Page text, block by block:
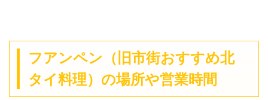
フアンペン（旧市街おすすめ北
タイ料理）の場所や営業時間